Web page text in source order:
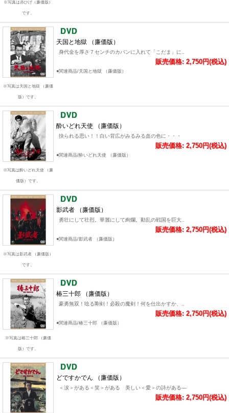
※写真は赤ひげ（廉価版）
です。
※写真は天国と地獄 （廉価
版）です。
天国と地獄 （廉価版）
身代金を厚さ７センチのカバンに入れて「こだま」に..
販売価格: 2,750円(税込)
●関連商品/天国と地獄 （廉価版）
※写真は酔いどれ天使 （廉
価版）です。
酔いどれ天使 （廉価版）
抉られる思い！！白い背広がみるみる血の色に・・・
販売価格: 2,750円(税込)
●関連商品/酔いどれ天使 （廉価版）
※写真は影武者 （廉価版）
です。
影武者 （廉価版）
勇壮にして壮烈。華麗にして絢爛。動乱の戦国を巨大..
販売価格: 2,750円(税込)
●関連商品/影武者 （廉価版）
※写真は椿三十郎 （廉価
版）です。
椿三十郎 （廉価版）
豪勇無双！唸る剛剣！必殺の魔剣！何を仕出かすか、..
販売価格: 2,750円(税込)
●関連商品/椿三十郎 （廉価版）
どですかでん （廉価版）
＜涙＞がある＜笑＞がある 美しい＜愛＞の詩がある―
販売価格: 2,750円(税込)